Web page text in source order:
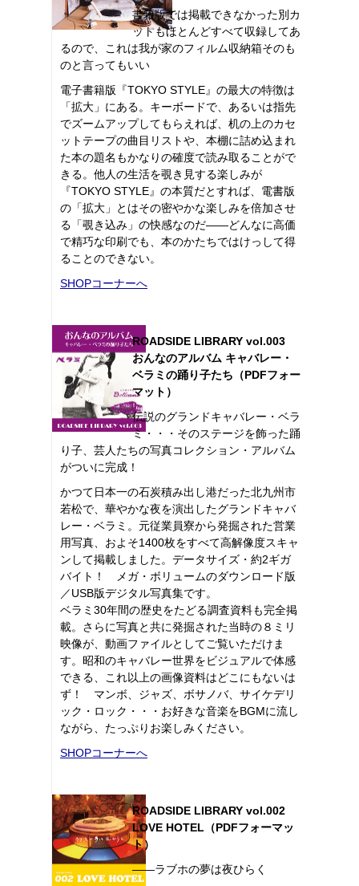
書籍版では掲載できなかった別カ
ットもほとんどすべて収録してあ
るので、これは我が家のフィルム収納箱そのも
のと言ってもいい
電子書籍版『TOKYO STYLE』の最大の特徴は
「拡大」にある。キーボードで、あるいは指先
でズームアップしてもらえれば、机の上のカセ
ットテープの曲目リストや、本棚に詰め込まれ
た本の題名もかなりの確度で読み取ることがで
きる。他人の生活を覗き見する楽しみが
『TOKYO STYLE』の本質だとすれば、電書版
の「拡大」とはその密やかな楽しみを倍加させ
る「覗き込み」の快感なのだ――どんなに高価
で精巧な印刷でも、本のかたちではけっして得
ることのできない。
SHOPコーナーへ
ROADSIDE LIBRARY vol.003
おんなのアルバム キャバレー・
ベラミの踊り子たち（PDFフォー
マット）
伝説のグランドキャバレー・ベラ
ミ・・・そのステージを飾った踊
り子、芸人たちの写真コレクション・アルバム
がついに完成！
かつて日本一の石炭積み出し港だった北九州市
若松で、華やかな夜を演出したグランドキャバ
レー・ベラミ。元従業員寮から発掘された営業
用写真、およそ1400枚をすべて高解像度スキャ
ンして掲載しました。データサイズ・約2ギガ
バイト！ メガ・ボリュームのダウンロード版
／USB版デジタル写真集です。
ベラミ30年間の歴史をたどる調査資料も完全掲
載。さらに写真と共に発掘された当時の８ミリ
映像が、動画ファイルとしてご覧いただけま
す。昭和のキャバレー世界をビジュアルで体感
できる、これ以上の画像資料はどこにもないは
ず！ マンボ、ジャズ、ボサノバ、サイケデリ
ック・ロック・・・お好きな音楽をBGMに流し
ながら、たっぷりお楽しみください。
SHOPコーナーへ
ROADSIDE LIBRARY vol.002
LOVE HOTEL（PDFフォーマッ
ト）
――ラブホの夢は夜ひらく